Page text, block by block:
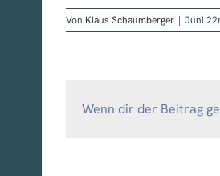
Von Klaus Schaumberger | Juni
Wenn dir der Beitrag